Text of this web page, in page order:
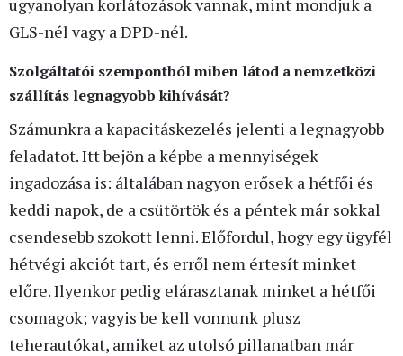
GLS-nél vagy a DPD-nél.
Szolgáltatói szempontból miben látod a nemzetközi
szállítás legnagyobb kihívását?
Számunkra a kapacitáskezelés jelenti a legnagyobb
feladatot. Itt bejön a képbe a mennyiségek
ingadozása is: általában nagyon erősek a hétfői és
keddi napok, de a csütörtök és a péntek már sokkal
csendesebb szokott lenni. Előfordul, hogy egy ügyfél
hétvégi akciót tart, és erről nem értesít minket
előre. Ilyenkor pedig elárasztanak minket a hétfői
csomagok; vagyis be kell vonnunk plusz
teherautókat, amiket az utolsó pillanatban már